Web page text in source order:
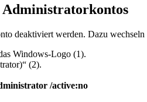
deaktiviert werden. Dazu
Windows-Logo (1).
(2).
/active:no